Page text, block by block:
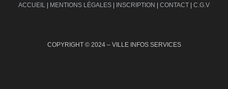
ACCUEIL | MENTIONS LÉGALES | INSCRIPTION | CONTACT | C.G.V
COPYRIGHT © 2024 – VILLE INFOS SERVICES